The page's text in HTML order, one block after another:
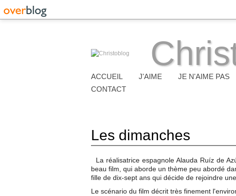
ACCUEIL J'AIME JE N'AIME PAS
CONTACT
Les dimanches
La réalisatrice espagnole Alauda Ruíz de
beau film, qui aborde un thème peu abordé
fille de dix-sept ans qui décide de rejoindre
Le scénario du film décrit très finement